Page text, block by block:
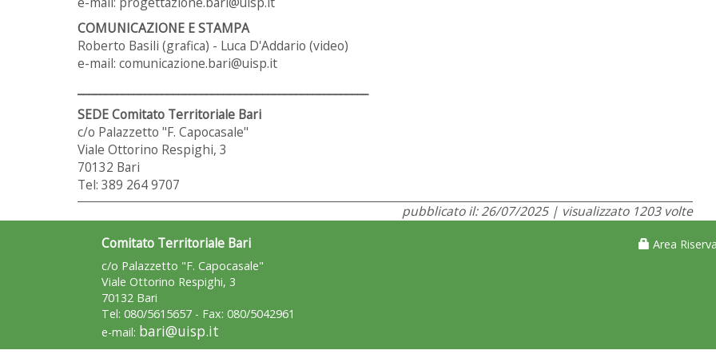
COMUNICAZIONE E STAMPA
Roberto Basili (grafica) - Luca D'Addario (video)
e-mail: comunicazione.bari@uisp.it
SEDE Comitato Territoriale Bari
c/o Palazzetto "F. Capocasale"
Viale Ottorino Respighi, 3
70132 Bari
Tel: 389 264 9707
pubblicato il: 26/07/2025 | visualizzato 1203 volte
Comitato Territoriale Bari
c/o Palazzetto "F. Capocasale"
Viale Ottorino Respighi, 3
70132 Bari
Tel: 080/5615657 - Fax: 080/5042961
e-mail: bari@uisp.it
Area